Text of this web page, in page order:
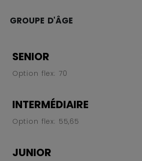
GROUPE D'ÂGE
SENIOR
Option flex: 70
INTERMÉDIAIRE
Option flex: 55,65
JUNIOR